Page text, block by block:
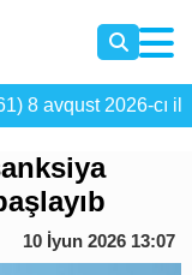
8 avqust 2026-cı il
10 İyun 2026 13:07